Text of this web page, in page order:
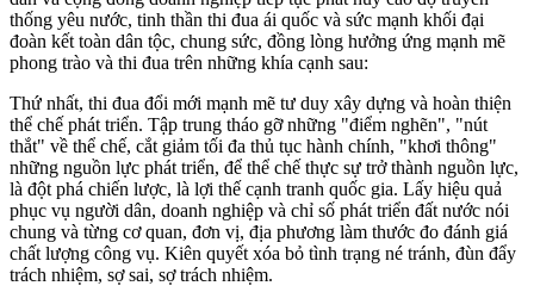
thống yêu nước, tinh thần thi đua ái quốc và sức mạnh khối đại
đoàn kết toàn dân tộc, chung sức, đồng lòng hưởng ứng mạnh mẽ
phong trào và thi đua trên những khía cạnh sau:
Thứ nhất, thi đua đổi mới mạnh mẽ tư duy xây dựng và hoàn thiện
thể chế phát triển. Tập trung tháo gỡ những "điểm nghẽn", "nút
thắt" về thể chế, cắt giảm tối đa thủ tục hành chính, "khơi thông"
những nguồn lực phát triển, để thể chế thực sự trở thành nguồn lực,
là đột phá chiến lược, là lợi thế cạnh tranh quốc gia. Lấy hiệu quả
phục vụ người dân, doanh nghiệp và chỉ số phát triển đất nước nói
chung và từng cơ quan, đơn vị, địa phương làm thước đo đánh giá
chất lượng công vụ. Kiên quyết xóa bỏ tình trạng né tránh, đùn đẩy
trách nhiệm, sợ sai, sợ trách nhiệm.